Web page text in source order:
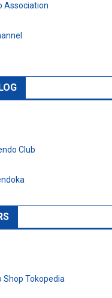
Association
Club
Shop Tokopedia